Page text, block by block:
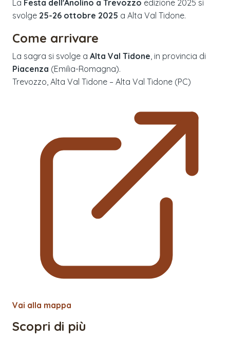
La Festa dell'Anolino a Trevozzo edizione 2025 si
svolge 25-26 ottobre 2025 a Alta Val Tidone.
Come arrivare
La sagra si svolge a Alta Val Tidone , in provincia di
Piacenza (Emilia-Romagna).
Trevozzo, Alta Val Tidone – Alta Val Tidone (PC)
Vai alla mappa
Scopri di più